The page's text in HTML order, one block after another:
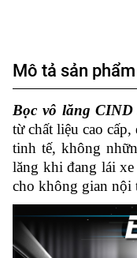
Mô tả sản phẩm
Bọc vô lăng
từ chất liệu cao
tinh tế, không
lăng khi đang lái
cho không gian nội